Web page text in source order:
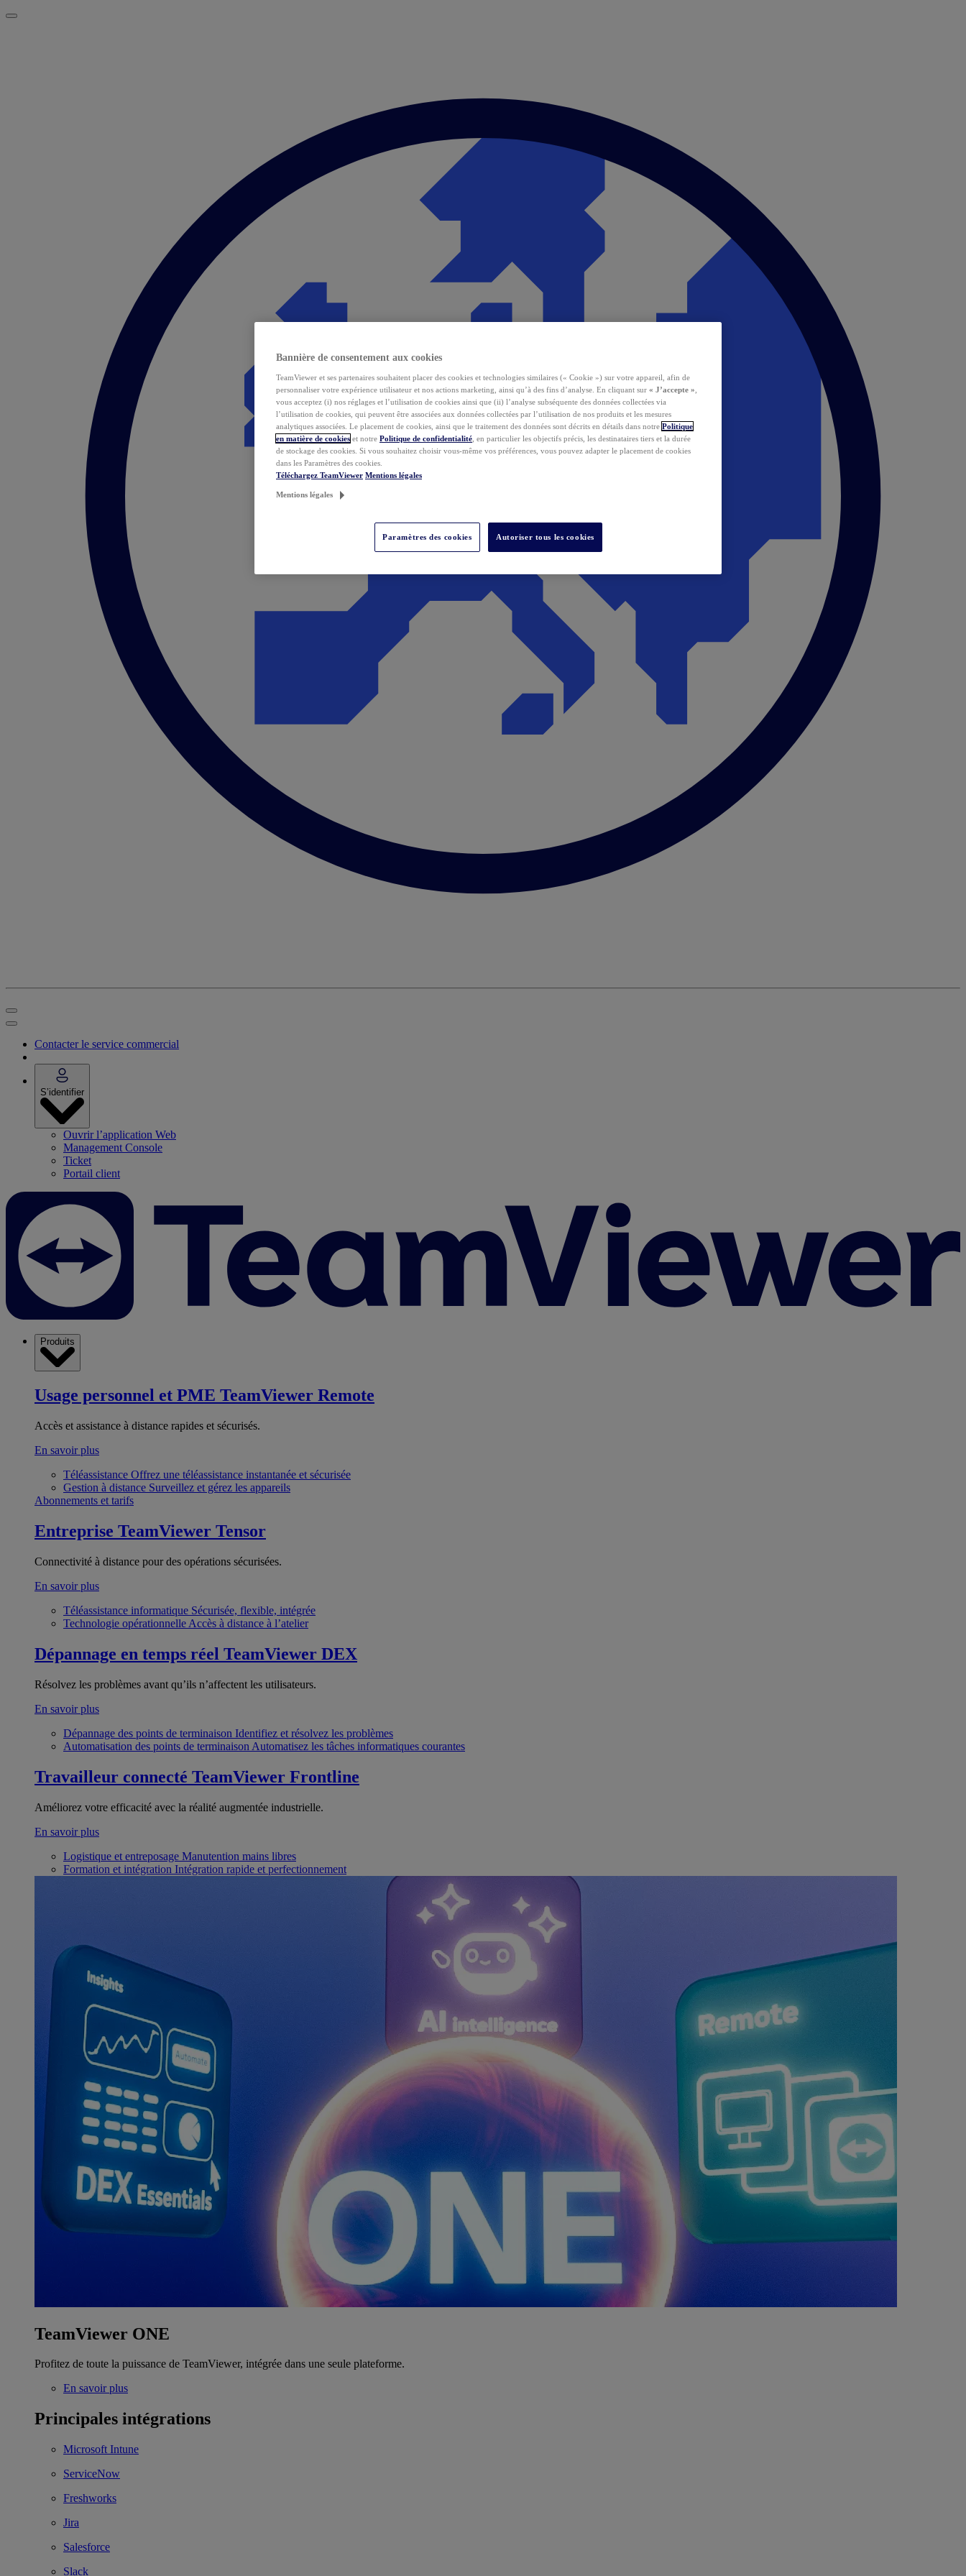
Contacter le service commercial
S’identifier
Ouvrir l’application Web
Management Console
Ticket
Portail client
Produits
Usage personnel et PME TeamViewer Remote
Accès et assistance à distance rapides et sécurisés.
En savoir plus
Téléassistance Offrez une téléassistance instantanée et sécurisée
Gestion à distance Surveillez et gérez les appareils
Abonnements et tarifs
Entreprise TeamViewer Tensor
Connectivité à distance pour des opérations sécurisées.
En savoir plus
Téléassistance informatique Sécurisée, flexible, intégrée
Technologie opérationnelle Accès à distance à l’atelier
Dépannage en temps réel TeamViewer DEX
Résolvez les problèmes avant qu’ils n’affectent les utilisateurs.
En savoir plus
Dépannage des points de terminaison Identifiez et résolvez les problèmes
Automatisation des points de terminaison Automatisez les tâches informatiques courantes
Travailleur connecté TeamViewer Frontline
Améliorez votre efficacité avec la réalité augmentée industrielle.
En savoir plus
Logistique et entreposage Manutention mains libres
Formation et intégration Intégration rapide et perfectionnement
TeamViewer ONE
Profitez de toute la puissance de TeamViewer, intégrée dans une seule plateforme.
En savoir plus
Principales intégrations
Microsoft Intune
ServiceNow
Freshworks
Jira
Salesforce
Slack
Bannière de consentement aux cookies
TeamViewer et ses partenaires souhaitent placer des cookies et technologies similaires (« Cookie ») sur votre appareil, afin de
personnaliser votre expérience utilisateur et nos actions marketing, ainsi qu’à des fins d’analyse. En cliquant sur « J’accepte »
vous acceptez (i) nos réglages et l’utilisation de cookies ainsi que (ii) l’analyse subséquente des données collectées via
l’utilisation de cookies, qui peuvent être associées aux données collectées par l’utilisation de nos produits et les mesures
analytiques associées. Le placement de cookies, ainsi que le traitement des données sont décrits en détails dans notre Politique
en matière de cookies et notre Politique de confidentialité , en particulier les objectifs précis, les destinataires tiers et la durée
de stockage des cookies. Si vous souhaitez choisir vous-même vos préférences, vous pouvez adapter le placement de cookies
dans les Paramètres des cookies.
Téléchargez TeamViewer Mentions légales
Mentions légales
Paramètres des cookies Autoriser tous les cookies